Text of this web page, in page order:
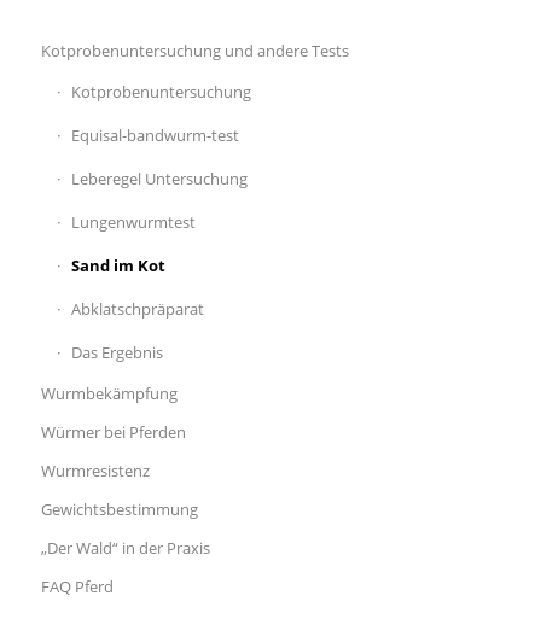
Kotprobenuntersuchung und andere Tests
Kotprobenuntersuchung
Equisal-bandwurm-test
Leberegel Untersuchung
Lungenwurmtest
Sand im Kot
Abklatschpräparat
Das Ergebnis
Wurmbekämpfung
Würmer bei Pferden
Wurmresistenz
Gewichtsbestimmung
„Der Wald“ in der Praxis
FAQ Pferd